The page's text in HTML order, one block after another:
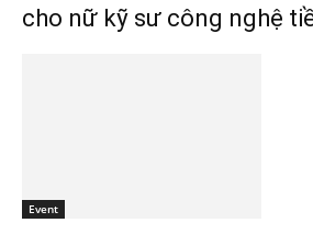
cho nữ kỹ sư công nghệ
Event